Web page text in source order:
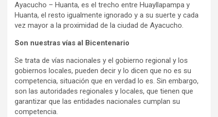
Ayacucho – Huanta, es el trecho entre Huayllapampa y
Huanta, el resto igualmente ignorado y a su suerte y cada
vez mayor a la proximidad de la ciudad de Ayacucho.
Son nuestras vías al Bicentenario
Se trata de vías nacionales y el gobierno regional y los
gobiernos locales, pueden decir y lo dicen que no es su
competencia, situación que en verdad lo es. Sin embargo,
son las autoridades regionales y locales, que tienen que
garantizar que las entidades nacionales cumplan su
competencia.